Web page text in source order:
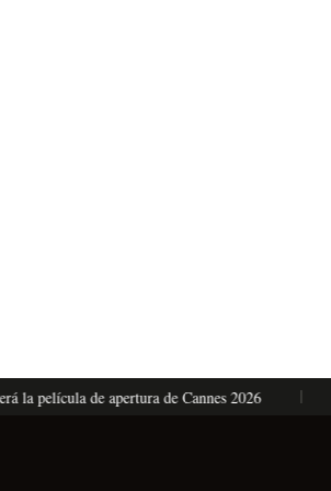
película de apertura de Cannes 2026